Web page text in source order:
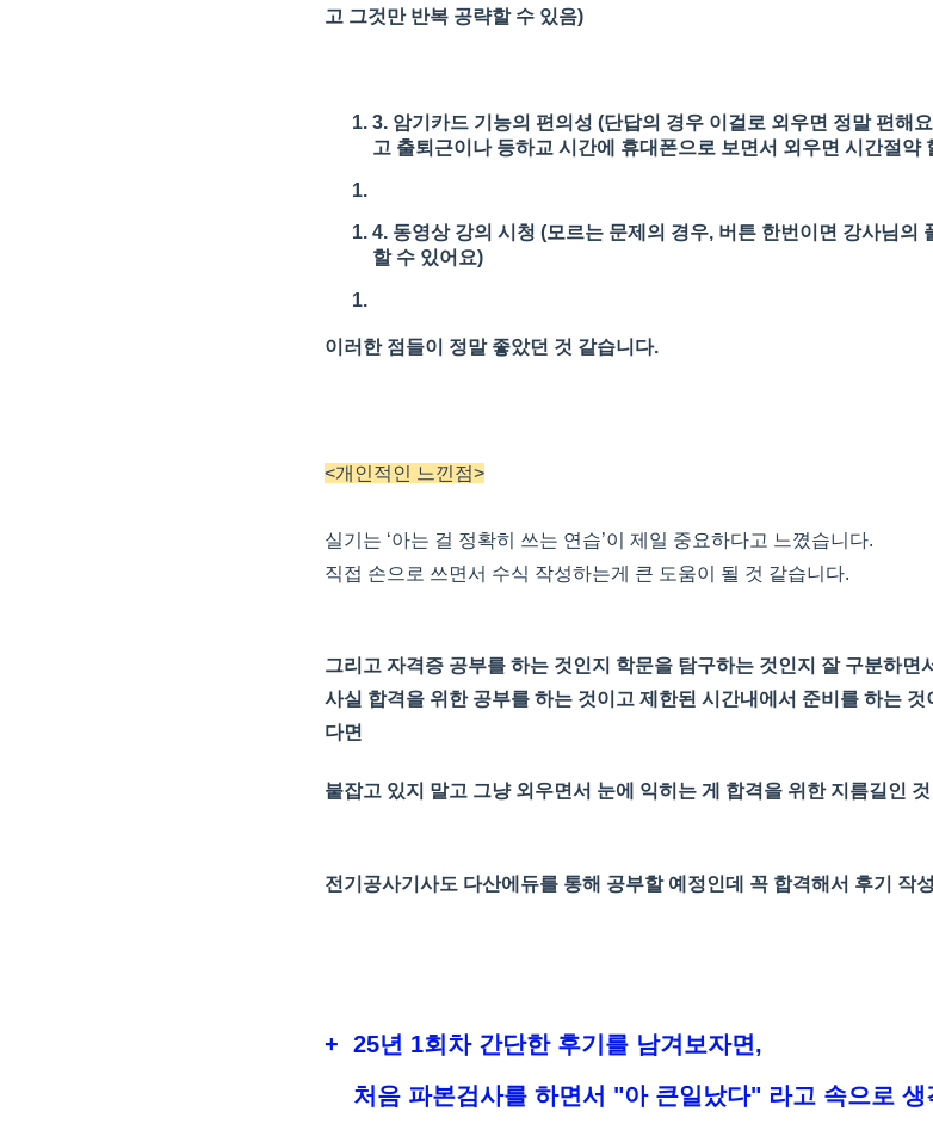
고 그것만 반복 공략할 수 있음)
3. 암기카드 기능의 편의성 (단답의 경우 이걸로 외우면 정말 편해
고 출퇴근이나 등하교 시간에 휴대폰으로 보면서 외우면 시간절약
4. 동영상 강의 시청 (모르는 문제의 경우, 버튼 한번이면 강사님의
할 수 있어요)
이러한 점들이 정말 좋았던 것 같습니다.
<개인적인 느낀점>
실기는 ‘아는 걸 정확히 쓰는 연습’이 제일 중요하다고 느꼈습니다.
직접 손으로 쓰면서 수식 작성하는게 큰 도움이 될 것 같습니다.
그리고 자격증 공부를 하는 것인지 학문을 탐구하는 것인지 잘 구분하면
사실 합격을 위한 공부를 하는 것이고 제한된 시간내에서 준비를 하는 것
다면
붙잡고 있지 말고 그냥 외우면서 눈에 익히는 게 합격을 위한 지름길인
전기공사기사도 다산에듀를 통해 공부할 예정인데 꼭 합격해서 후기 작
+ 25년 1회차 간단한 후기를 남겨보자면,
처음 파본검사를 하면서 "아 큰일났다" 라고 속으로 생